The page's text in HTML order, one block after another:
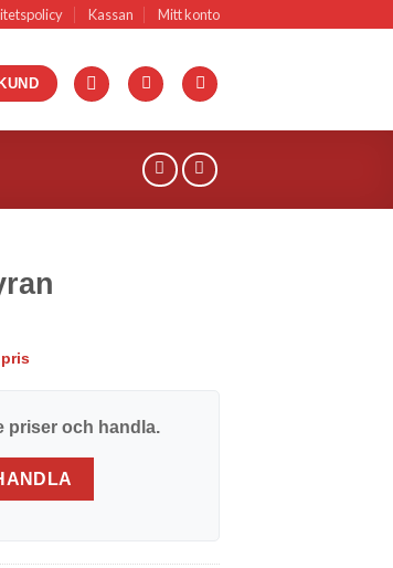
Kassan Mitt konto
priser och handla.